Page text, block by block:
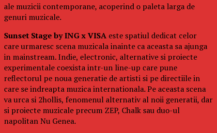
ale muzicii contemporane, acoperind o paleta larga de
genuri muzicale.
Sunset Stage by ING x VISA este spatiul dedicat celor
care urmaresc scena muzicala inainte ca aceasta sa ajunga
in mainstream. Indie, electronic, alternative si proiecte
experimentale coexista intr-un line-up care pune
reflectorul pe noua generatie de artisti si pe directiile in
care se indreapta muzica internationala. Pe aceasta scena
va urca si 2hollis, fenomenul alternativ al noii generatii, dar
si proiecte muzicale precum ZEP, Chalk sau duo-ul
napolitan Nu Genea.